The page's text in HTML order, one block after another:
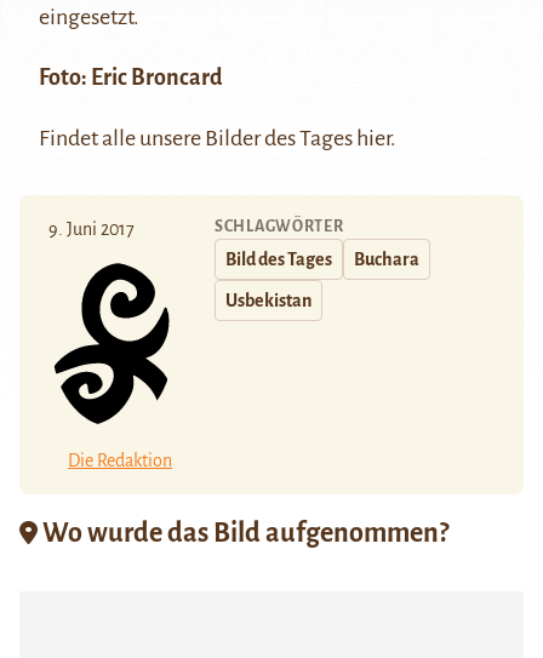
eingesetzt.
Foto: Eric Broncard
Findet alle unsere Bilder des Tages hier.
9. Juni 2017
Die Redaktion
SCHLAGWÖRTER
Bild des Tages Buchara
Usbekistan
Wo wurde das Bild aufgenommen?